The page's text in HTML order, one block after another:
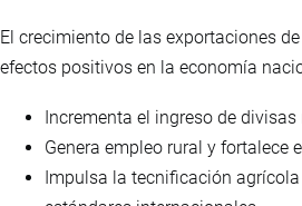
El crecimiento de las exportaciones
efectos positivos en la economía
Incrementa el ingreso de
Genera empleo rural y fortalece
Impulsa la tecnificación